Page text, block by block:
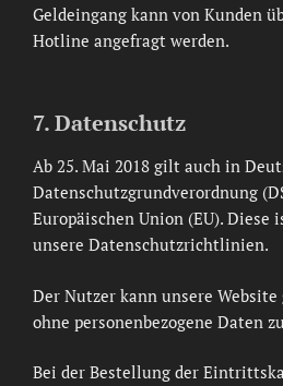
Geldeingang kann von Kunden
Hotline angefragt werden.
7. Datenschutz
Ab 25. Mai 2018 gilt auch in
Datenschutzgrundverordnung
Europäischen Union (EU). Diese
unsere Datenschutzrichtlinien.
Der Nutzer kann unsere
ohne personenbezogene Daten
Bei der Bestellung der